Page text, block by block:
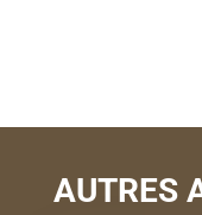
AUTRES